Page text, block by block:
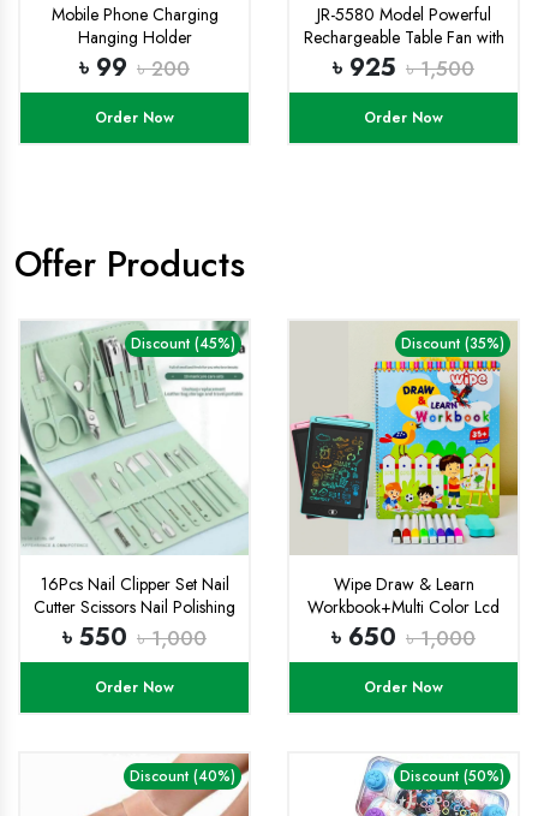
Mobile Phone Charging
Hanging Holder
Multifunction Wall Mounted
Plug Bracket Remote
Control Mounted Storage
Box
৳ 99 ৳ 200
Order Now
JR-5580 Model Powerful
Rechargeable Table Fan with
21 Smd LED Lights
৳ 925 ৳ 1,500
Order Now
Offer Products
Discount (45%)
16Pcs Nail Clipper Set Nail
Cutter Scissors Nail Polishing
Stainless Steel Pedicure
Trimmer Folding Storage
Bag Manicure Tool
৳ 550 ৳ 1,000
Order Now
Discount (35%)
Wipe Draw & Learn
Workbook+Multi Color Lcd
Tab Combo
৳ 650 ৳ 1,000
Order Now
Discount (40%) Discount (50%)